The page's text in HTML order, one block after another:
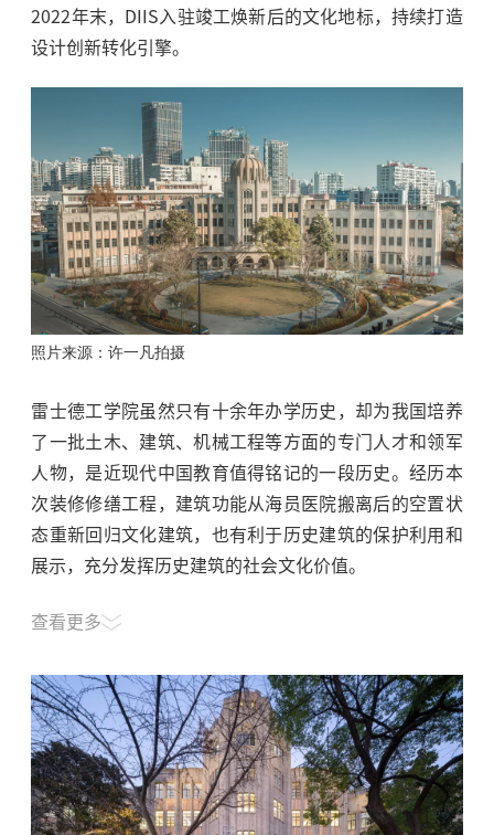
2022年末，DIIS入驻竣工焕新后的文化地标，持续打造
设计创新转化引擎。
照片来源：许一凡拍摄
雷士德工学院虽然只有十余年办学历史，却为我国培养
了一批土木、建筑、机械工程等方面的专门人才和领军
人物，是近现代中国教育值得铭记的一段历史。经历本
次装修修缮工程，建筑功能从海员医院搬离后的空置状
态重新回归文化建筑，也有利于历史建筑的保护利用和
展示，充分发挥历史建筑的社会文化价值。
查看更多